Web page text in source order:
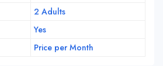
2 Adults
Yes
Price per Month